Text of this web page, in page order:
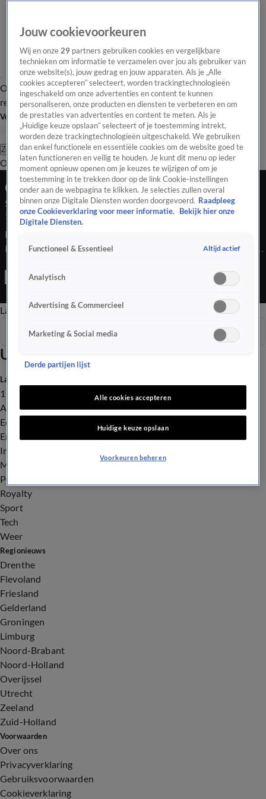
Overzicht Laatste nieuws Regionieuws Het beste van Hart
Tip de
redactie
Volg Hart van Nederland
Zoeken
OverzichtRegioUitzendingenWeerTip de redactiePanelVideo's
Ochtend Editie
Seizoen 2026, aflevering 1177
18 mrt, 09:00
Bekijk aflevering 1177 van Hart van Nederland - Ochtend
Editie uit seizoen 2026 hier. Deze aflevering is uitgezonden op
Editie is een Nieuws programma
Late EditieOchtend EditieVroege Editie
Uitzendingen
Seizoen 2026
Laatste nieuws
112
Advies & Tips
Economie
Entertainment
Infrastructuur
Milieu en Gezondheid
Politiek
Royalty
Sport
Tech
Weer
Regionieuws
Drenthe
Flevoland
Friesland
Gelderland
Groningen
Limburg
Noord-Brabant
Noord-Holland
Overijssel
Utrecht
Zeeland
Zuid-Holland
Voorwaarden
Over ons
Privacyverklaring
Gebruiksvoorwaarden
Cookieverklaring
Jouw cookievoorkeuren
Wij en onze29 partners gebruiken cookies en vergelijkbare
technieken om informatie te verzamelen over jou als gebruiker van
onze website(s), jouw gedrag en jouw apparaten. Als je „Alle
cookies accepteren” selecteert, worden trackingtechnologieën
ingeschakeld om onze advertenties en content te kunnen
personaliseren, onze producten en diensten te verbeteren en om
de prestaties van advertenties en content te meten. Als je
„Huidige keuze opslaan” selecteert of je toestemming intrekt,
worden deze trackingtechnologieën uitgeschakeld. We gebruiken
dan enkel functionele en essentiële cookies om de website goed te
laten functioneren en veilig te houden. Je kunt dit menu op ieder
moment opnieuw openen om je keuzes te wijzigen of om je
toestemming in te trekken door op de link Cookie-instellingen
onder aan de webpagina te klikken. Je selecties zullen overal
binnen onze Digitale Diensten worden doorgevoerd. Raadpleeg
onze Cookieverklaring voor meer informatie.
Bekijk hier onze
Digitale Diensten.
Functioneel & Essentieel Altijd actief
Analytisch
Advertising & Commercieel
Marketing & Social media
Derde partijen lijst
Alle cookies accepteren
Huidige keuze opslaan
Voorkeuren beheren